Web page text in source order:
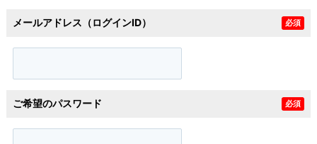
メールアドレス（ログインID） 必須
ご希望のパスワード 必須